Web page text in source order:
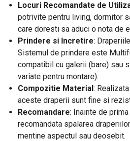
Locuri Recomandate de
potrivite pentru living, dormitor
care doresti sa aduci o nota de
Prindere si Incretire:
Sistemul de prindere este
compatibil cu galerii (bare) sau
variate pentru montare).
Compozitie Material:
aceste draperii sunt fine si
Recomandare: Inainte de
recomandata spalarea
mentine aspectul sau deosebit.